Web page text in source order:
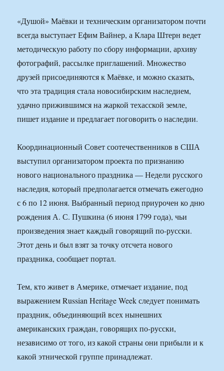
«Душой» Маёвки и техническим организатором почти
всегда выступает Ефим Вайнер, а Клара Штерн ведет
методическую работу по сбору информации, архиву
фотографий, рассылке приглашений. Множество
друзей присоединяются к Маёвке, и можно сказать,
что эта традиция стала новосибирским наследием,
удачно прижившимся на жаркой техасской земле,
пишет издание и предлагает поговорить о наследии.
Координационный Совет соотечественников в США
выступил организатором проекта по признанию
нового национального праздника — Недели русского
наследия, который предполагается отмечать ежегодно
с 6 по 12 июня. Выбранный период приурочен ко дню
рождения А. С. Пушкина (6 июня 1799 года), чьи
произведения знает каждый говорящий по-русски.
Этот день и был взят за точку отсчета нового
праздника, сообщает портал.
Тем, кто живет в Америке, отмечает издание, под
выражением Russian Heritage Week следует понимать
праздник, объединяющий всех нынешних
американских граждан, говорящих по-русски,
независимо от того, из какой страны они прибыли и к
какой этнической группе принадлежат.